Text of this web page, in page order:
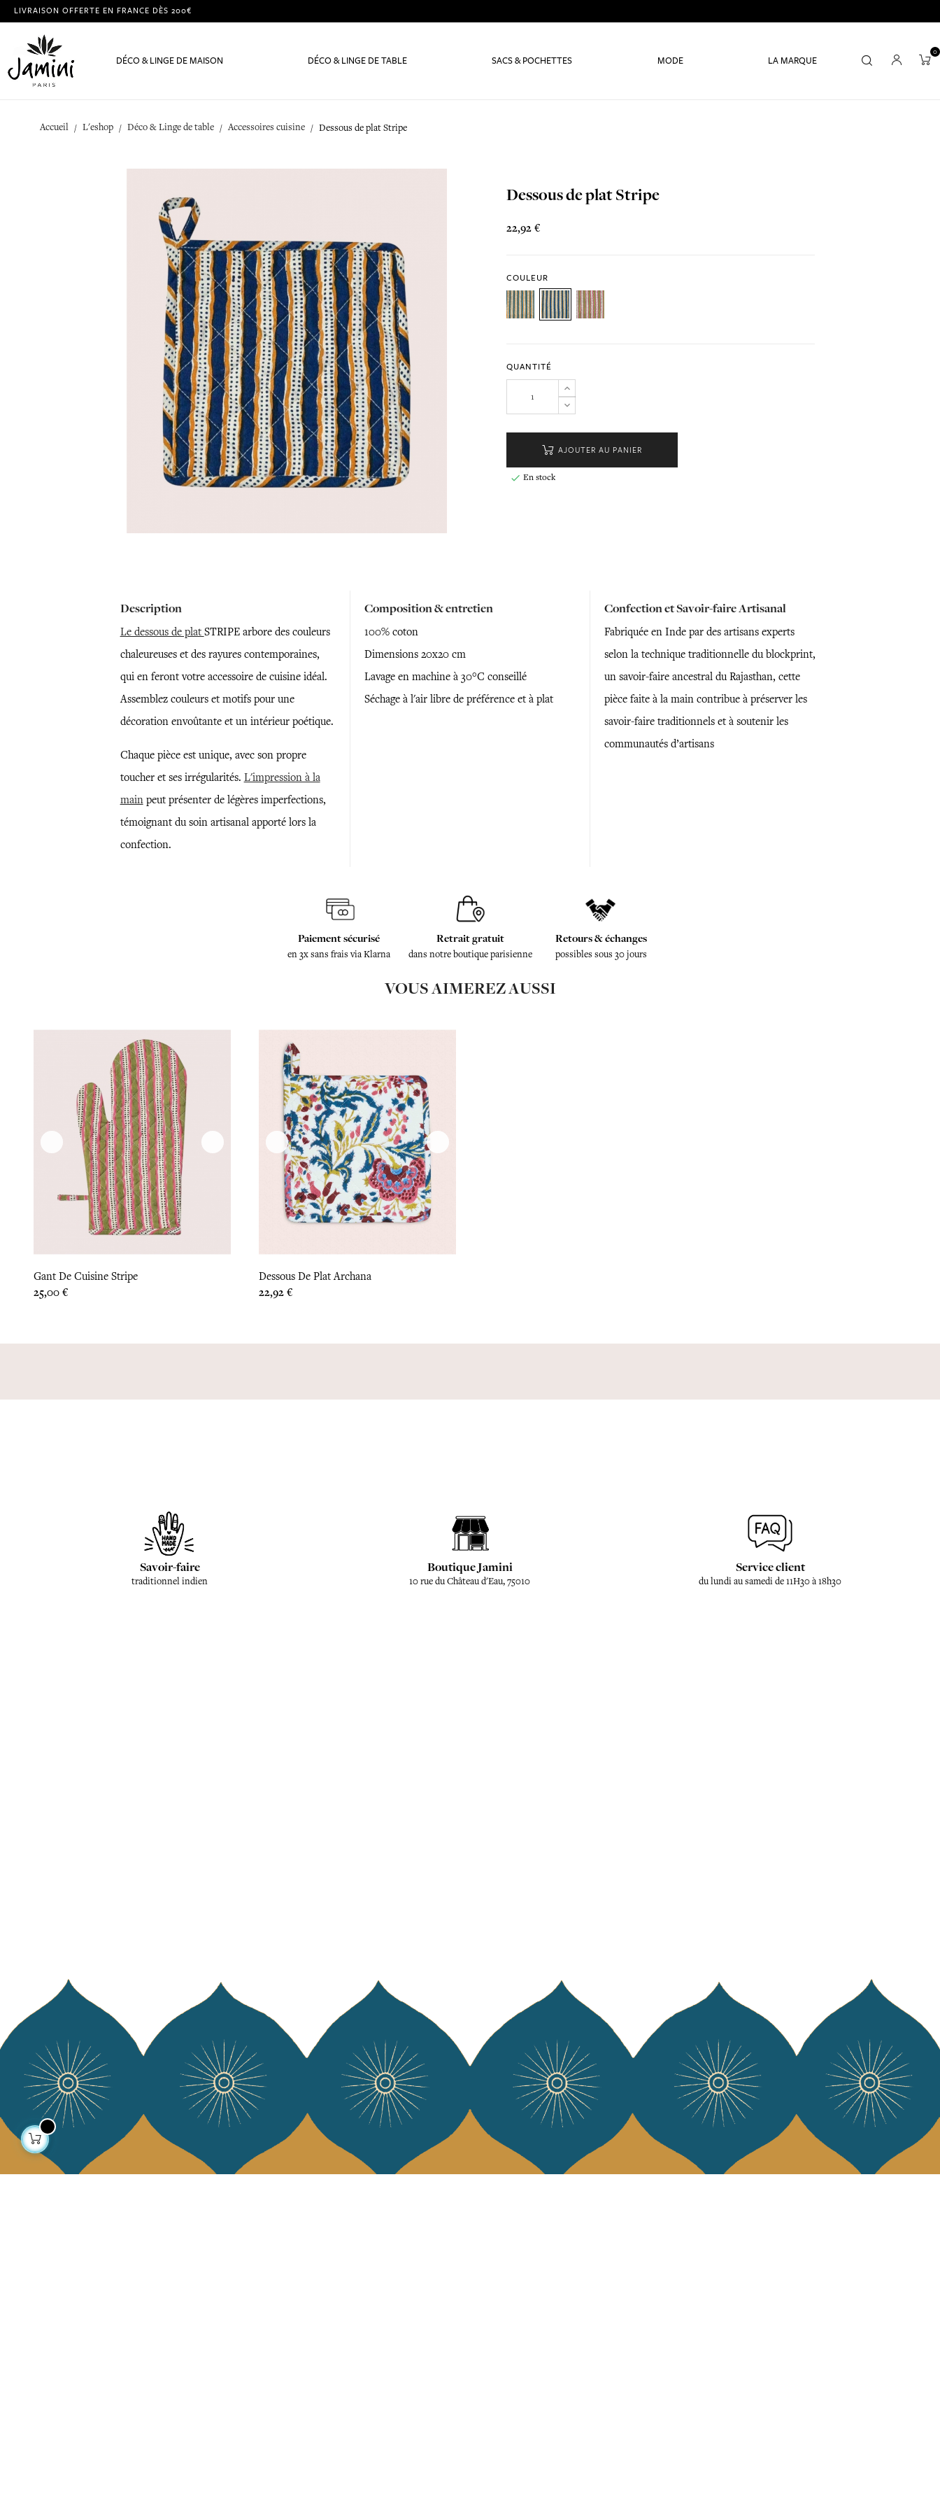
LIVRAISON OFFERTE EN FRANCE DÈS 200€
DÉCO & LINGE DE MAISON DÉCO & LINGE DE TABLE SACS & POCHETTES MODE LA MARQUE
0
Accueil L'eshop Déco & Linge de table Accessoires cuisine Dessous de plat Stripe
Dessous de plat Stripe
22,92 €
COULEUR
QUANTITÉ
AJOUTER AU PANIER
 En stock
Description
Le dessous de plat STRIPE arbore des couleurs
chaleureuses et des rayures contemporaines,
qui en feront votre accessoire de cuisine idéal.
Assemblez couleurs et motifs pour une
décoration envoûtante et un intérieur poétique.
Chaque pièce est unique, avec son propre
toucher et ses irrégularités. L'impression à la
mainpeut présenter de légères imperfections,
témoignant du soin artisanal apporté lors la
confection.
Composition & entretien
100% coton
Dimensions 20x20 cm
Lavage en machine à 30°C conseillé
Séchage à l'air libre de préférence et à plat
Confection et Savoir-faire Artisanal
Fabriquée en Inde par des artisans experts
selon la technique traditionnelle du blockprint,
un savoir-faire ancestral du Rajasthan, cette
pièce faite à la main contribue à préserver les
savoir-faire traditionnels et à soutenir les
communautés d’artisans
Paiement sécurisé
en 3x sans frais via Klarna
Retrait gratuit
dans notre boutique parisienne
Retours & échanges
possibles sous 30 jours
VOUS AIMEREZ AUSSI
Gant De Cuisine Stripe
Prix
25,00 €
Dessous De Plat Archana
Prix
22,92 €
Savoir-faire
traditionnel indien
Boutique Jamini
10 rue du Château d'Eau, 75010
Service client
du lundi au samedi de 11H30 à 18h30